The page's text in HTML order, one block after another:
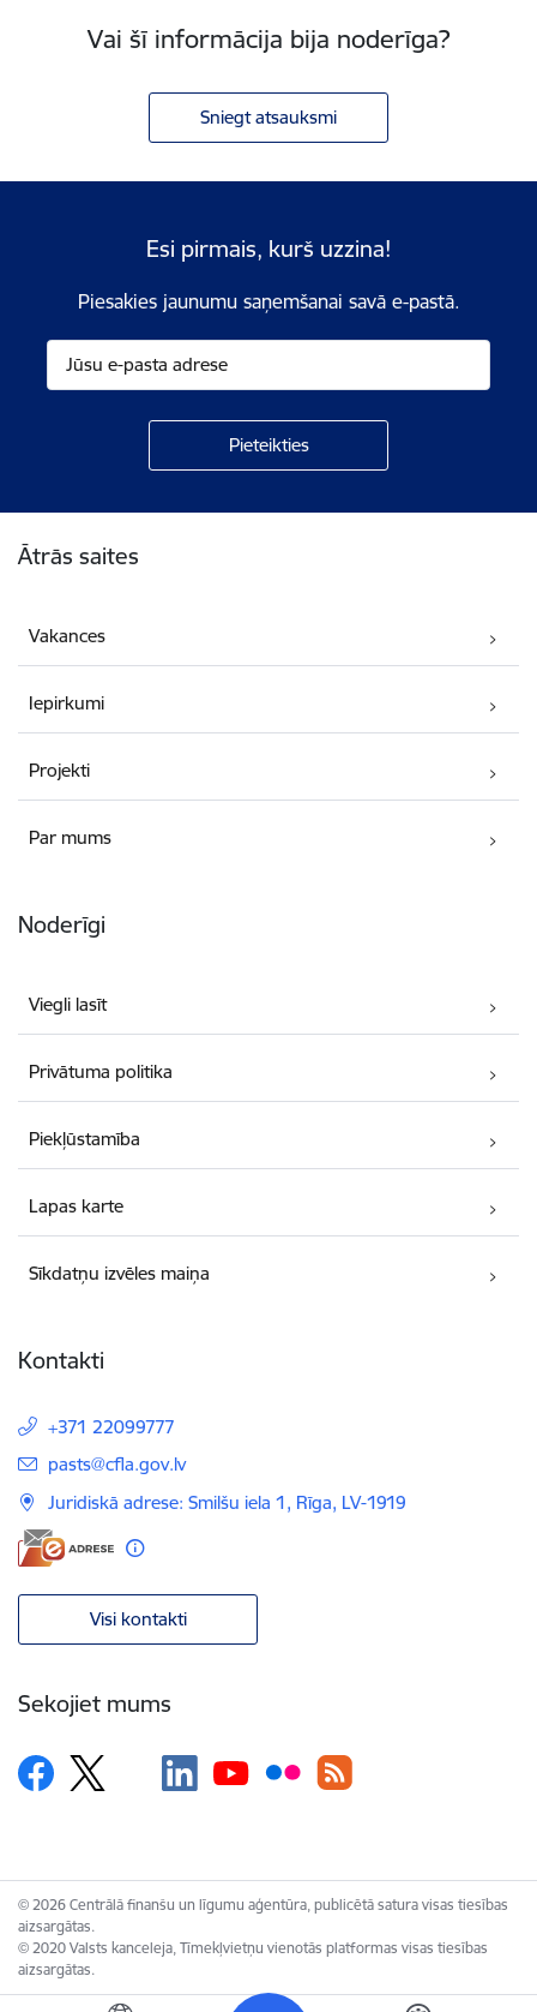
Vai šī informācija bija noderīga?
Sniegt atsauksmi
Esi pirmais, kurš uzzina!
Piesakies jaunumu saņemšanai savā e-pastā.
Ātrās saites
Vakances
Iepirkumi
Projekti
Par mums
Noderīgi
Viegli lasīt
Privātuma politika
Piekļūstamība
Lapas karte
Sīkdatņu izvēles maiņa
Kontakti
+371 22099777
E-pasts:
pasts@cfla.gov.lv
Juridiskā adrese: Smilšu iela 1, Rīga, LV-1919
Visi kontakti
Sekojiet mums
© 2026 Centrālā finanšu un līgumu aģentūra, publicētā satura visas tiesības
aizsargātas.
© 2020 Valsts kanceleja, Tīmekļvietņu vienotās platformas visas tiesības
aizsargātas.